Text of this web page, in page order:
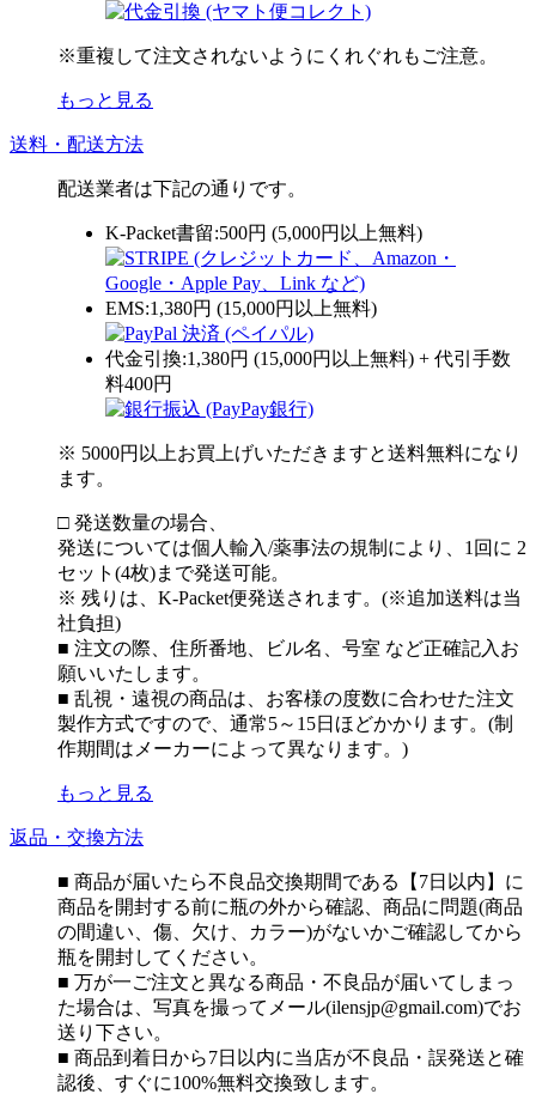
※重複して注文されないようにくれぐれもご注意。
もっと見る
送料・配送方法
配送業者は下記の通りです。
K-Packet書留:500円 (5,000円以上無料)
EMS:1,380円 (15,000円以上無料)
代金引換:1,380円 (15,000円以上無料) + 代引手数
料400円
※ 5000円以上お買上げいただきますと送料無料になり
ます。
□ 発送数量の場合、
発送については個人輸入/薬事法の規制により、1回に 2
セット(4枚)まで発送可能。
※ 残りは、K-Packet便発送されます。(※追加送料は当
社負担)
■ 注文の際、住所番地、ビル名、号室 など正確記入お
願いいたします。
■ 乱視・遠視の商品は、お客様の度数に合わせた注文
製作方式ですので、通常5～15日ほどかかります。(制
作期間はメーカーによって異なります。)
もっと見る
返品・交換方法
■ 商品が届いたら不良品交換期間である【7日以内】に
商品を開封する前に瓶の外から確認、商品に問題(商品
の間違い、傷、欠け、カラー)がないかご確認してから
瓶を開封してください。
■ 万が一ご注文と異なる商品・不良品が届いてしまっ
た場合は、写真を撮ってメール(ilensjp@gmail.com)でお
送り下さい。
■ 商品到着日から7日以内に当店が不良品・誤発送と確
認後、すぐに100%無料交換致します。